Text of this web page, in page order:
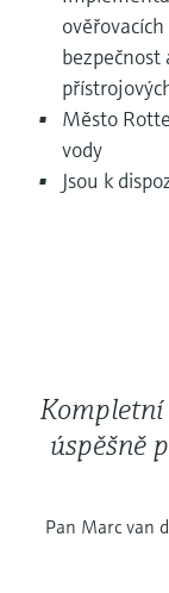
Vyhledávání, výběr
pomocí parametrů
Prohlížeč
Získejte přístup ke
o daném přístroji
technickým
nachází na
Vyhledat náhradní
adresáře produktu,
Měření hladin
bariéry
Měření
Nakupovat vše
Měření
Technologie
Nakupovat vše
rozhodování
bezpečnost
Město
vody
Jsou k
úspěšně
Pan Marc van